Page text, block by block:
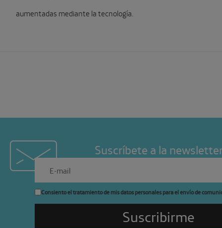
aumentadas mediante la tecnología.
Suscríbete a la
Consiento el tratamiento de mis datos personales para el envío de